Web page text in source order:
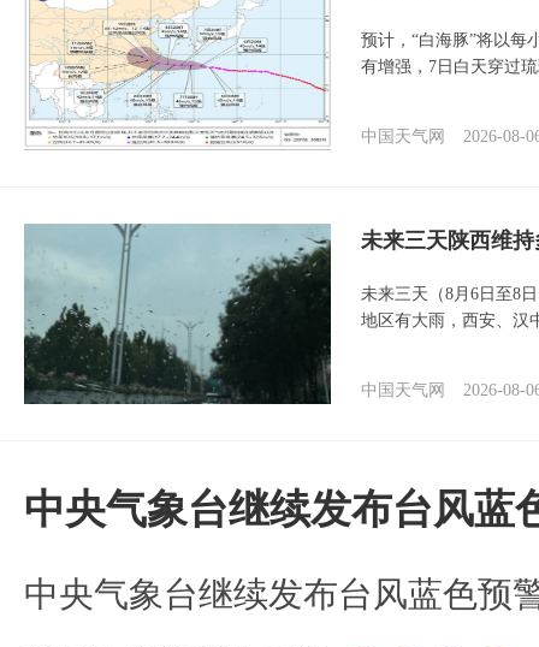
预计，“白海豚”将以每
有增强，7日白天穿过
中国天气网 2026-08-
未来三天陕西维
未来三天（8月6日至8
地区有大雨，西安、汉
中国天气网 2026-08-
中央气象台继续发布台风蓝
中央气象台继续发布台风蓝色预